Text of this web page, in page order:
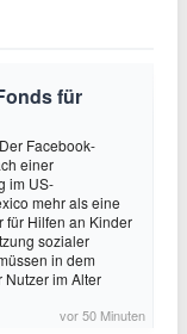
für
Facebook-
einer
im US-
mehr als eine
Hilfen an Kinder
sozialer
in dem
Nutzer im Alter
vor 50 Minuten